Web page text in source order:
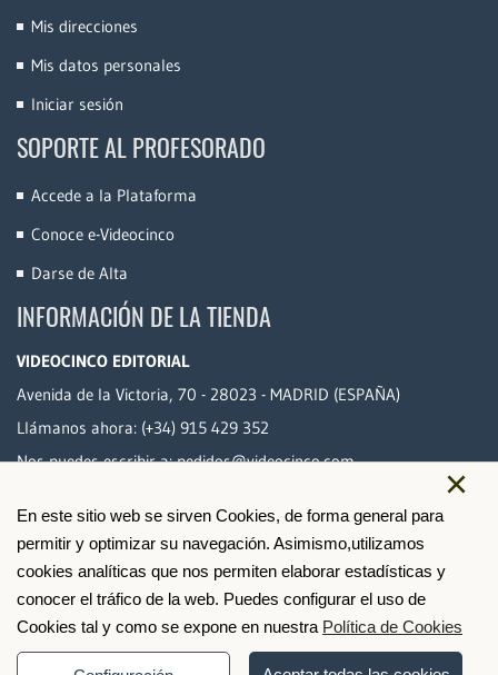
×
En este sitio web se sirven Cookies, de forma general para
permitir y optimizar su navegación. Asimismo,utilizamos
cookies analíticas que nos permiten elaborar estadísticas y
conocer el tráfico de la web. Puedes configurar el uso de
Cookies tal y como se expone en nuestra Política de Cookies
Mis direcciones
Mis datos personales
Iniciar sesión
SOPORTE AL PROFESORADO
Accede a la Plataforma
Conoce e-Videocinco
Darse de Alta
INFORMACIÓN DE LA TIENDA
VIDEOCINCO EDITORIAL
Avenida de la Victoria, 70 - 28023 - MADRID (ESPAÑA)
Llámanos ahora: (+34) 915 429 352
Nos puedes escribir a:pedidos@videocinco.com
PAGO SEGURO